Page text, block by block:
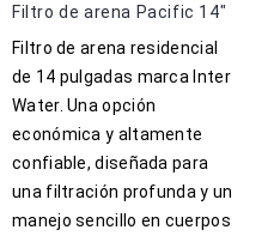
Filtro de arena Pacific 14″
Filtro de arena residencial
de 14 pulgadas marca Inter
Water. Una opción
económica y altamente
confiable, diseñada para
una filtración profunda y un
manejo sencillo en cuerpos